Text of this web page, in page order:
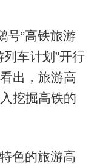
号”高铁旅游
车计划”开行
出，旅游高
挖掘高铁的
色的旅游高